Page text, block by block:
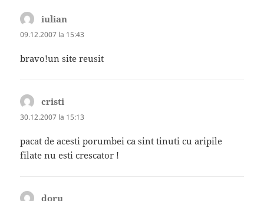
iulian
09.12.2007 la 15:43
bravo!un site reusit
cristi
30.12.2007 la 15:13
pacat de acesti porumbei ca sint tinuti cu aripile
filate nu esti crescator !
doru